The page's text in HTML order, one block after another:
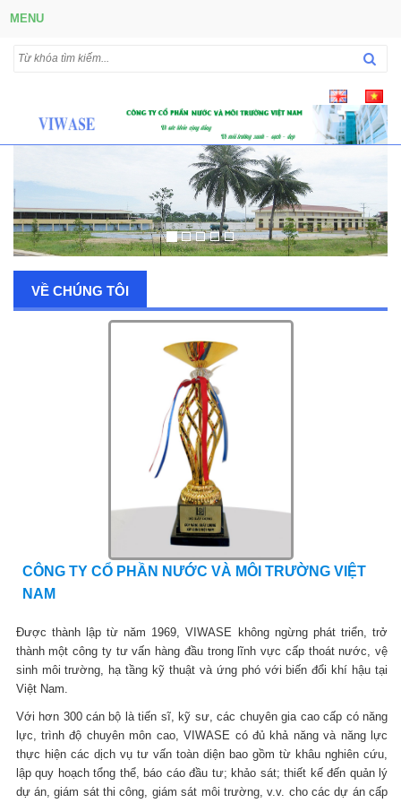
MENU
VỀ CHÚNG TÔI
CÔNG TY CỔ PHẦN NƯỚC VÀ MÔI TRƯỜNG VIỆT
NAM
Được thành lập từ năm 1969, VIWASE không ngừng phát triển, trở
thành một công ty tư vấn hàng đầu trong lĩnh vực cấp thoát nước, vệ
sinh môi trường, hạ tầng kỹ thuật và ứng phó với biến đổi khí hậu tại
Việt Nam.
Với hơn 300 cán bộ là tiến sĩ, kỹ sư, các chuyên gia cao cấp có năng
lực, trình độ chuyên môn cao, VIWASE có đủ khả năng và năng lực
thực hiện các dịch vụ tư vấn toàn diện bao gồm từ khâu nghiên cứu,
lập quy hoạch tổng thể, báo cáo đầu tư; khảo sát; thiết kế đến quản lý
dự án, giám sát thi công, giám sát môi trường, v.v. cho các dự án cấp